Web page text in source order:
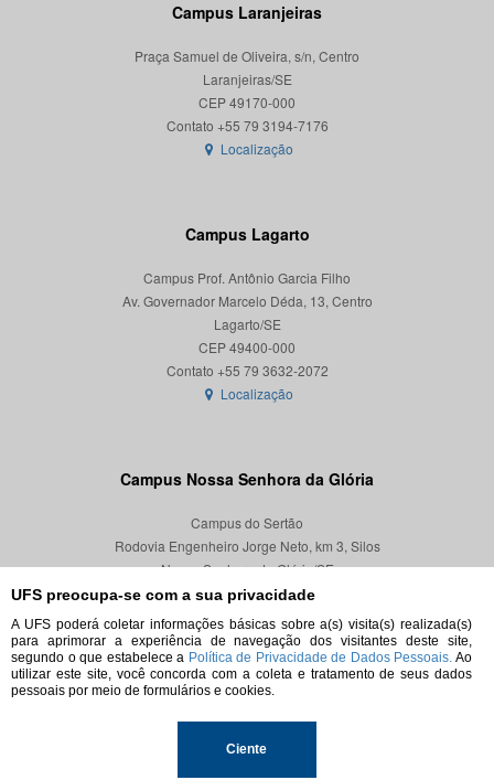
UFS preocupa-se com a sua privacidade
A UFS poderá coletar informações básicas sobre a(s) visita(s) realizada(s)
para aprimorar a experiência de navegação dos visitantes deste site,
segundo o que estabelece a Política de Privacidade de Dados Pessoais. Ao
utilizar este site, você concorda com a coleta e tratamento de seus dados
pessoais por meio de formulários e cookies.
Ciente
Campus Laranjeiras
Praça Samuel de Oliveira, s/n, Centro
Laranjeiras/SE
CEP 49170-000
Localização
Campus Lagarto
Campus Prof. Antônio Garcia Filho
Av. Governador Marcelo Déda, 13, Centro
Lagarto/SE
CEP 49400-000
Localização
Campus Nossa Senhora da Glória
Campus do Sertão
Rodovia Engenheiro Jorge Neto, km 3, Silos
Nossa Senhora da Glória/SE
CEP 49680-000
Localização
© 2026. Todos os direitos reservados.
Universidade Federal de Sergipe.